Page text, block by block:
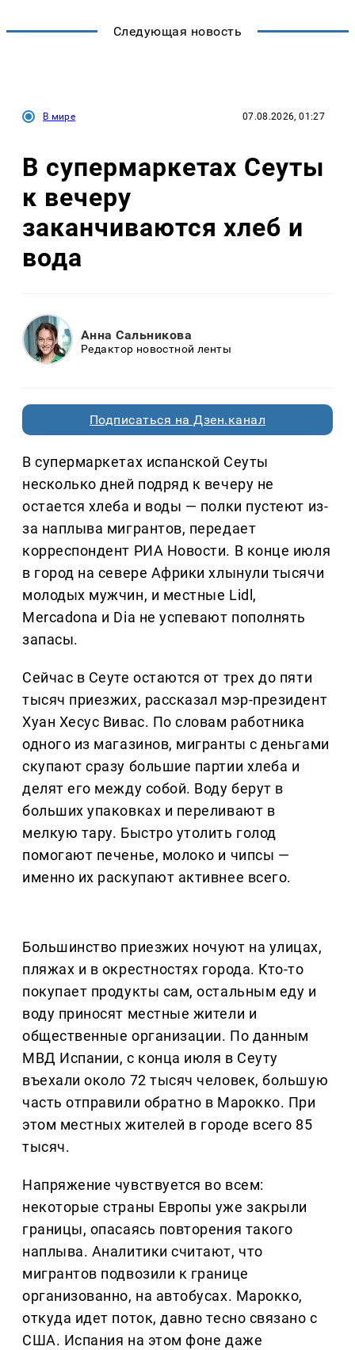
Следующая новость
В мире 07.08.2026, 01:27
В супермаркетах Сеуты
к вечеру
заканчиваются хлеб и
вода
Анна Сальникова
Редактор новостной ленты
Подписаться на Дзен.канал
В супермаркетах испанской Сеуты
несколько дней подряд к вечеру не
остается хлеба и воды — полки пустеют из-
за наплыва мигрантов, передает
корреспондент РИА Новости. В конце июля
в город на севере Африки хлынули тысячи
молодых мужчин, и местные Lidl,
Mercadona и Dia не успевают пополнять
запасы.
Сейчас в Сеуте остаются от трех до пяти
тысяч приезжих, рассказал мэр-президент
Хуан Хесус Вивас. По словам работника
одного из магазинов, мигранты с деньгами
скупают сразу большие партии хлеба и
делят его между собой. Воду берут в
больших упаковках и переливают в
мелкую тару. Быстро утолить голод
помогают печенье, молоко и чипсы —
именно их раскупают активнее всего.
Большинство приезжих ночуют на улицах,
пляжах и в окрестностях города. Кто-то
покупает продукты сам, остальным еду и
воду приносят местные жители и
общественные организации. По данным
МВД Испании, с конца июля в Сеуту
въехали около 72 тысяч человек, большую
часть отправили обратно в Марокко. При
этом местных жителей в городе всего 85
тысяч.
Напряжение чувствуется во всем:
некоторые страны Европы уже закрыли
границы, опасаясь повторения такого
наплыва. Аналитики считают, что
мигрантов подвозили к границе
организованно, на автобусах. Марокко,
откуда идет поток, давно тесно связано с
США. Испания на этом фоне даже